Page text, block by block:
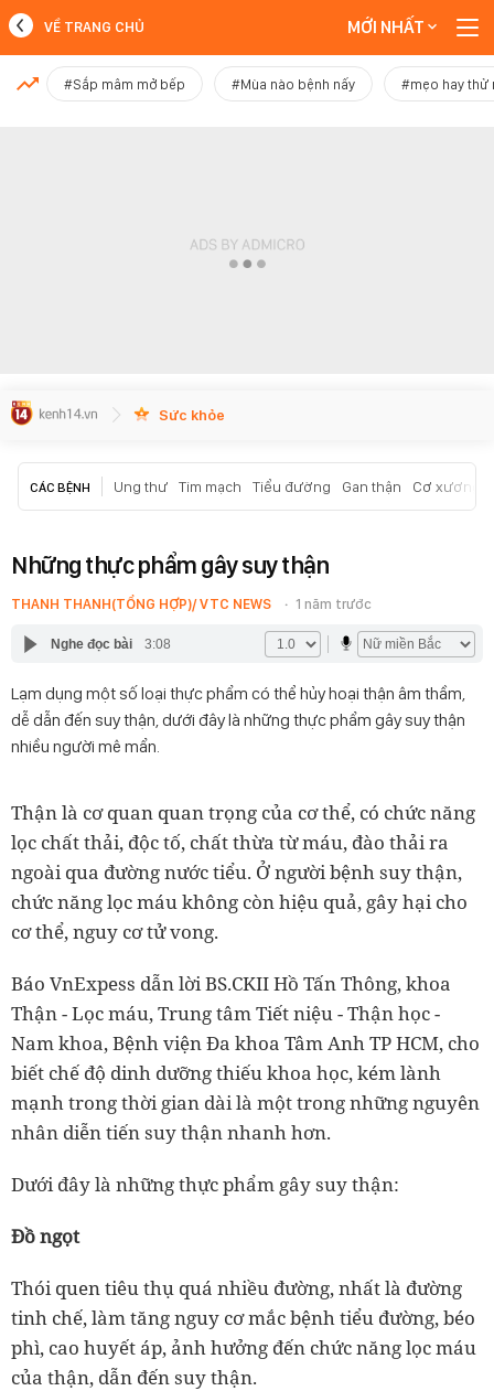
MỚI NHẤT
VỀ TRANG CHỦ MỚI NHẤT
#Sắp mâm mở bếp #Mùa nào bệnh nấy #mẹo hay thử
Sức khỏe
CÁC BỆNH Ung thư Tim mạch Tiểu đường Gan thận Cơ xương
Những thực phẩm gây suy thận
THANH THANH(TỔNG HỢP)/ VTC NEWS 1 năm trước
Nghe đọc bài 3:08
Lạm dụng một số loại thực phẩm có thể hủy hoại thận âm thầm,
dễ dẫn đến suy thận, dưới đây là những thực phẩm gây suy thận
nhiều người mê mẩn.
Thận là cơ quan quan trọng của cơ thể, có chức năng
lọc chất thải, độc tố, chất thừa từ máu, đào thải ra
ngoài qua đường nước tiểu. Ở người bệnh suy thận,
chức năng lọc máu không còn hiệu quả, gây hại cho
cơ thể, nguy cơ tử vong.
Báo VnExpess dẫn lời BS.CKII Hồ Tấn Thông, khoa
Thận - Lọc máu, Trung tâm Tiết niệu - Thận học -
Nam khoa, Bệnh viện Đa khoa Tâm Anh TP HCM, cho
biết chế độ dinh dưỡng thiếu khoa học, kém lành
mạnh trong thời gian dài là một trong những nguyên
nhân diễn tiến suy thận nhanh hơn.
Dưới đây là những thực phẩm gây suy thận:
Đồ ngọt
Thói quen tiêu thụ quá nhiều đường, nhất là đường
tinh chế, làm tăng nguy cơ mắc bệnh tiểu đường, béo
phì, cao huyết áp, ảnh hưởng đến chức năng lọc máu
của thận, dẫn đến suy thận.